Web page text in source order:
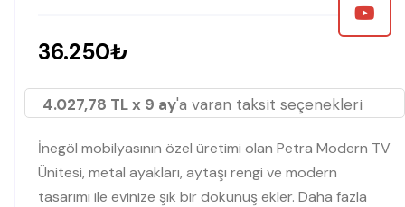
36.250₺
4.027,78 TL x 9 ay'a varan taksit seçenekleri
İnegöl mobilyasının özel üretimi olan Petra Modern TV
Ünitesi, metal ayakları, aytaşı rengi ve modern
tasarımı ile evinize şık bir dokunuş ekler. Daha fazla